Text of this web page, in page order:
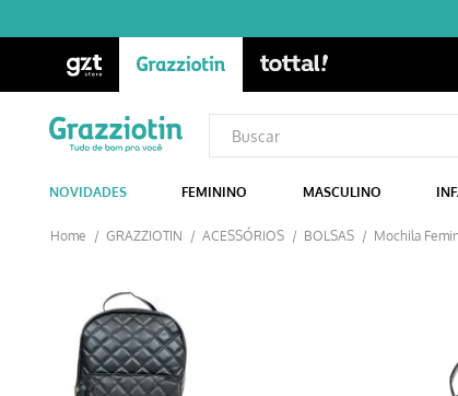
NOVIDADES FEMININO MASCULINO
GRAZZIOTIN ACESSÓRIOS BOLSAS Mochila